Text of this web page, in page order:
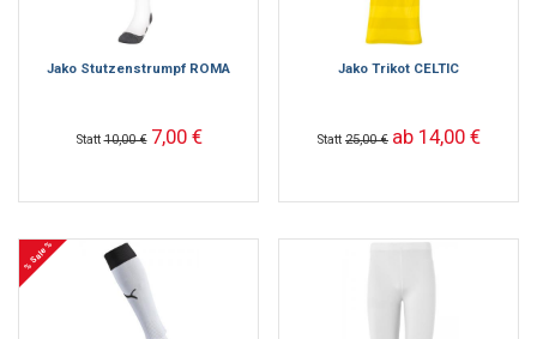
Jako Stutzenstrumpf ROMA
Statt10,00 € 7,00 €
Jako Trikot CELTIC
Statt 25,00 € ab 14,00 €
% Sale %